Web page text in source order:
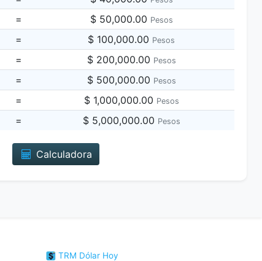
= $ 50,000.00 Pesos
= $ 100,000.00 Pesos
= $ 200,000.00 Pesos
= $ 500,000.00 Pesos
= $ 1,000,000.00 Pesos
= $ 5,000,000.00 Pesos
Calculadora
TRM Dólar Hoy